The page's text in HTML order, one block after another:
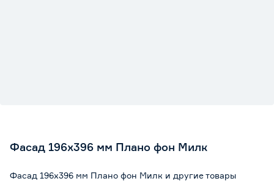
Фасад 196х396 мм Плано фон Милк
Фасад 196х396 мм Плано фон Милк и другие товары